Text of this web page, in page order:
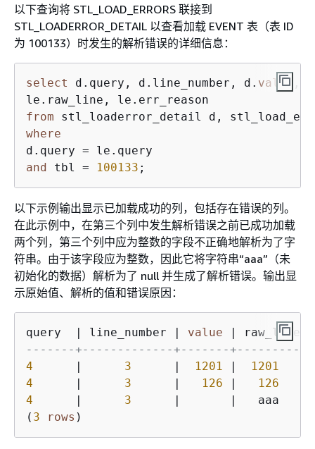
以下查询将 STL_LOAD_ERRORS 联接到
STL_LOADERROR_DETAIL 以查看加载 EVENT 表（表 ID
为 100133）时发生的解析错误的详细信息：
select d.query, d.line_number, d. value
from
where
and tbl = 100133 ;
以下示例输出显示已加载成功的列，包括存在错误的列。
在此示例中，在第三个列中发生解析错误之前已成功加载
两个列，第三个列中应为整数的字段不正确地解析为了字
符串。由于该字段应为整数，因此它将字符串“aaa”（未
初始化的数据）解析为了 null 并生成了解析错误。输出显
示原始值、解析的值和错误原因：
query | line_number | value | raw_line
-------+-------------+-------+----------
4
| 3 | 1201 | 1201
4
| 3 | 126 | 126
4
| 3 | |
   aaa
( 3 rows )